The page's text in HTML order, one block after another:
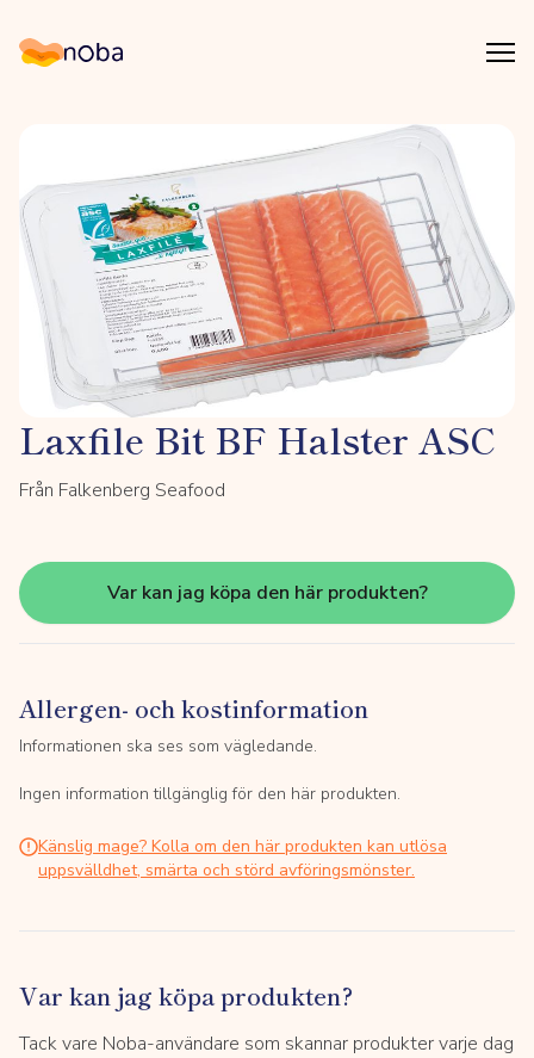
Noba
Laxfile Bit BF Halster ASC
Från Falkenberg Seafood
Var kan jag köpa den här produkten?
Allergen- och kostinformation
Informationen ska ses som vägledande.
Ingen information tillgänglig för den här produkten.
Känslig mage? Kolla om den här produkten kan utlösa
uppsvälldhet, smärta och störd avföringsmönster.
Var kan jag köpa produkten?
Tack vare Noba-användare som skannar produkter varje dag